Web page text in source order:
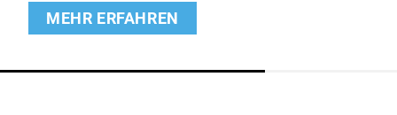
MEHR ERFAHREN